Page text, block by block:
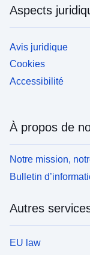
Aspects
Avis juridique
Cookies
Accessibilité
À propos de
Notre mission,
Bulletin
Autres
EU law